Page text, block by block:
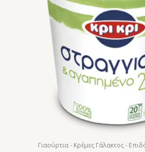
Γιαούρτια - Κρέμες Γάλακτος -